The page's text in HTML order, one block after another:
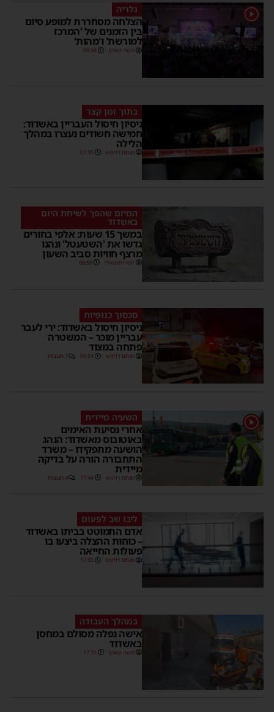
1 גלריה
הצלחה מסחררת למופע סיום
בין הזמנים של 'המרכז
למורשת' ו'מהות'
משה קאהן 09:34
בתוך זמן קצר
ניסיון חיסול העבריין באשדוד:
חמישה חשודים נעצרו במהלך
הלילה
מנחם דויטש 07:35
המיזם שהפך לשיחת היום
באשדוד
במשך 15 שעות: אלפי בחורים
גדשו את 'השטעטל' ונהנו
מרצף חוויות סביב השעון
יוסי יחזקאלי 06:59
סכסוך כנופיות
ניסיון חיסול באשדוד: ירי לעבר
עבריין מוכר – המשטרה
פתחה במצוד
מנחם דויטש 06:54 1 תגובות
1 השעיה מיידית
אחרי נסיעת האימים
באוטובוס מאשדוד: הנהג
הושעה מתפקידו – משרד
התחבורה הורה על בדיקה
מיידית
מנחם דויטש 17:44 4 תגובות
ליבו שב לפעום
אדם התמוטט בביתו באשדוד
– כוחות ההצלה ביצעו בו
פעולות החייאה
מנחם דויטש 17:35
במהלך העבודה
אישה נפלה מסולם במחסן
באשדוד
משה קאהן 17:31